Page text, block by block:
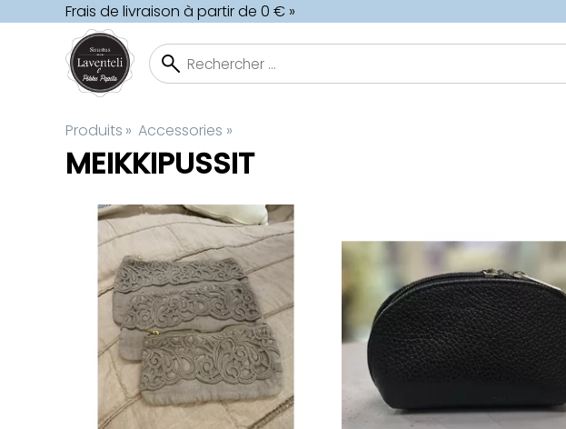
Frais de livraison à partir de 0 € »
Produits ‪» Accessories ‪»
MEIKKIPUSSIT